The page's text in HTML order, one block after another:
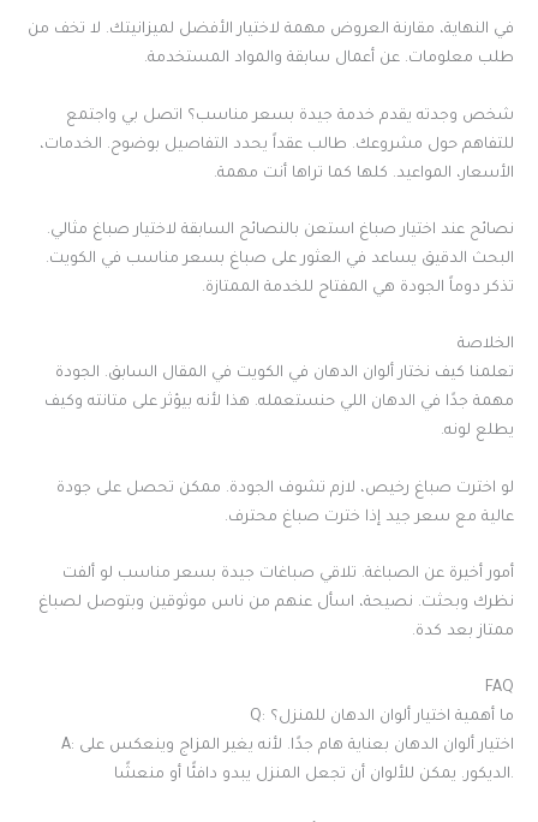
في النهاية، مقارنة العروض مهمة لاختيار الأفضل لميزانيتك. لا تخف من
طلب معلومات. عن أعمال سابقة والمواد المستخدمة.
شخص وجدته يقدم خدمة جيدة بسعر مناسب؟ اتصل بي واجتمع
للتفاهم حول مشروعك. طالب عقداً يحدد التفاصيل بوضوح. الخدمات،
الأسعار، المواعيد. كلها كما تراها أنت مهمة.
نصائح عند اختيار صباغ استعن بالنصائح السابقة لاختيار صباغ مثالي.
البحث الدقيق يساعد في العثور على صباغ بسعر مناسب في الكويت.
تذكر دوماً الجودة هي المفتاح للخدمة الممتازة.
الخلاصة
تعلمنا كيف نختار ألوان الدهان في الكويت في المقال السابق. الجودة
مهمة جدًا في الدهان اللي حنستعمله. هذا لأنه بيؤثر على متانته وكيف
يطلع لونه.
لو اخترت صباغ رخيص، لازم تشوف الجودة. ممكن تحصل على جودة
عالية مع سعر جيد إذا خترت صباغ محترف.
أمور أخيرة عن الصباغة. تلاقي صباغات جيدة بسعر مناسب لو ألفت
نظرك وبحثت. نصيحة، اسأل عنهم من ناس موثوقين وبتوصل لصباغ
ممتاز بعد كدة.
FAQ
Q: ما أهمية اختيار ألوان الدهان للمنزل؟
A: اختيار ألوان الدهان بعناية هام جدًا. لأنه يغير المزاج وينعكس على
الديكور. يمكن للألوان أن تجعل المنزل يبدو دافئًا أو منعشًا.